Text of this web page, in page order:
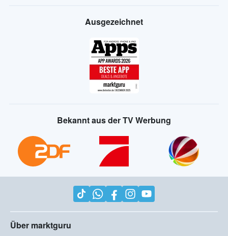
Ausgezeichnet
Bekannt aus der TV Werbung
Über marktguru